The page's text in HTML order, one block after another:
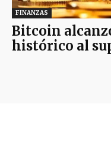
FINANZAS
Bitcoin
histórico al